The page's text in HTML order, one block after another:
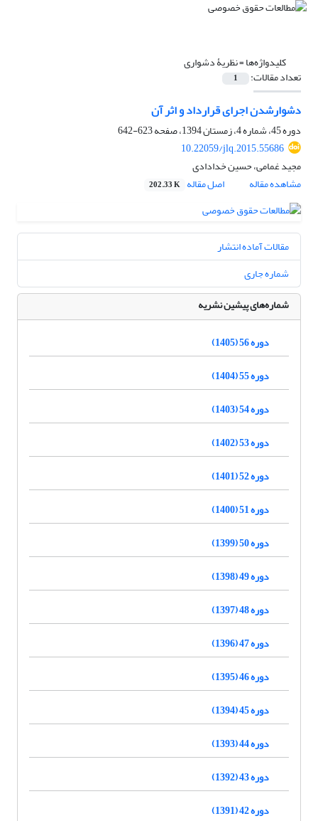
کلیدواژه‌ها =نظریۀ دشواری
تعداد مقالات: 1
دشوارشدن اجرای قرارداد و اثر آن
دوره 45، شماره 4، زمستان 1394، صفحه
623-642
10.22059/jlq.2015.55686
مجید غمامی، حسین خدادادی
مشاهده مقاله
اصل مقاله 202.33 K
مقالات آماده انتشار
شماره جاری
شماره‌های پیشین نشریه
دوره 56 (1405)
دوره 55 (1404)
دوره 54 (1403)
دوره 53 (1402)
دوره 52 (1401)
دوره 51 (1400)
دوره 50 (1399)
دوره 49 (1398)
دوره 48 (1397)
دوره 47 (1396)
دوره 46 (1395)
دوره 45 (1394)
دوره 44 (1393)
دوره 43 (1392)
دوره 42 (1391)